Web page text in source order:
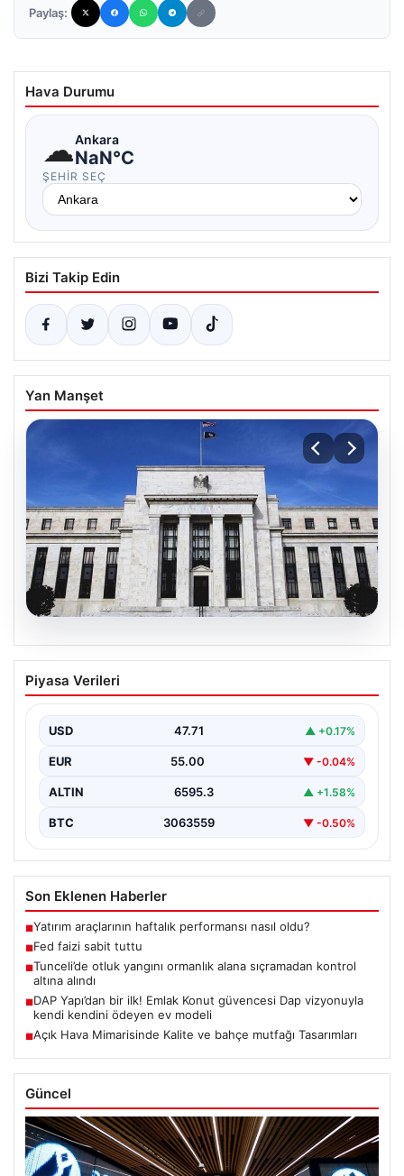
Paylaş:
Hava Durumu
☁Ankara
NaN°C
ŞEHIR SEÇ
Bizi Takip Edin
Yan Manşet
06.08.2026
Fed faizi sabit tuttu
Piyasa Verileri
USD 47.71 ▲ +0.17%
EUR 55.00 ▼ -0.04%
ALTIN 6595.3 ▲ +1.58%
BTC 3063559 ▼ -0.50%
Son Eklenen Haberler
■Yatırım araçlarının haftalık performansı nasıl oldu?
■Fed faizi sabit tuttu
■Tunceli’de otluk yangını ormanlık alana sıçramadan kontrol
altına alındı
■DAP Yapı’dan bir ilk! Emlak Konut güvencesi Dap vizyonuyla
kendi kendini ödeyen ev modeli
■Açık Hava Mimarisinde Kalite ve bahçe mutfağı Tasarımları
Güncel